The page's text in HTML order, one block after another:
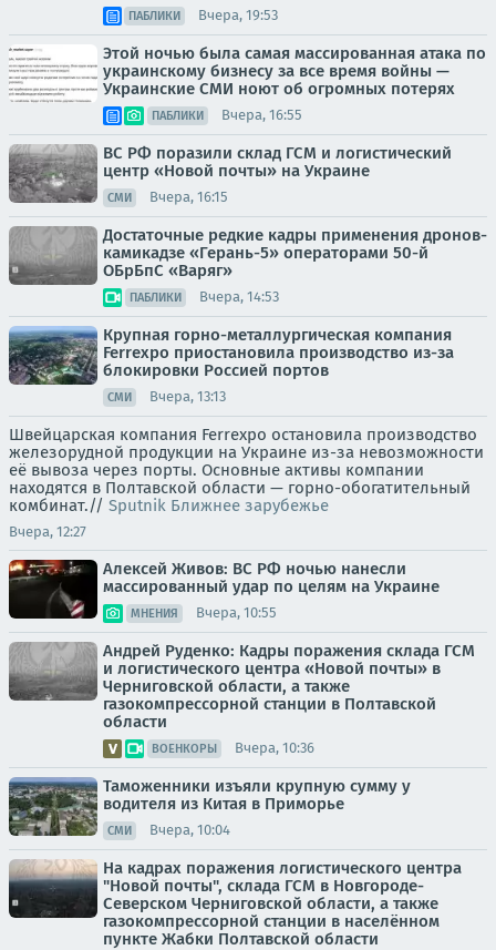
ПАБЛИКИ Вчера, 19:53
Этой ночью была самая массированная атака по
украинскому бизнесу за все время войны —
Украинские СМИ ноют об огромных потерях
ПАБЛИКИ Вчера, 16:55
ВС РФ поразили склад ГСМ и логистический
центр «Новой почты» на Украине
СМИ Вчера, 16:15
Достаточные редкие кадры применения дронов-
камикадзе «Герань-5» операторами 50-й
ОБрБпС «Варяг»
ПАБЛИКИ Вчера, 14:53
Крупная горно-металлургическая компания
Ferrexpo приостановила производство из-за
блокировки Россией портов
СМИ Вчера, 13:13
Швейцарская компания Ferrexpo остановила производство
железорудной продукции на Украине из-за невозможности
её вывоза через порты. Основные активы компании
находятся в Полтавской области — горно-обогатительный
комбинат.// Sputnik Ближнее зарубежье
Вчера, 12:27
Алексей Живов: ВС РФ ночью нанесли
массированный удар по целям на Украине
МНЕНИЯ Вчера, 10:55
Андрей Руденко: Кадры поражения склада ГСМ
и логистического центра «Новой почты» в
Черниговской области, а также
газокомпрессорной станции в Полтавской
области
ВОЕНКОРЫ Вчера, 10:36
Таможенники изъяли крупную сумму у
водителя из Китая в Приморье
СМИ Вчера, 10:04
На кадрах поражения логистического центра
"Новой почты", склада ГСМ в Новгороде-
Северском Черниговской области, а также
газокомпрессорной станции в населённом
пункте Жабки Полтавской области